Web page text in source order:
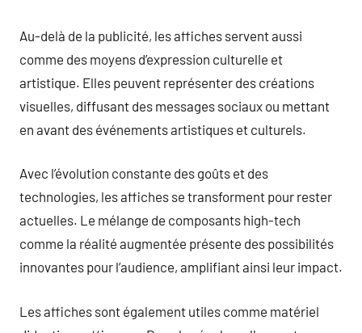
Au-delà de la publicité, les affiches servent aussi
comme des moyens d’expression culturelle et
artistique. Elles peuvent représenter des créations
visuelles, diffusant des messages sociaux ou mettant
en avant des événements artistiques et culturels.
Avec l’évolution constante des goûts et des
technologies, les affiches se transforment pour rester
actuelles. Le mélange de composants high-tech
comme la réalité augmentée présente des possibilités
innovantes pour l’audience, amplifiant ainsi leur impact.
Les affiches sont également utiles comme matériel